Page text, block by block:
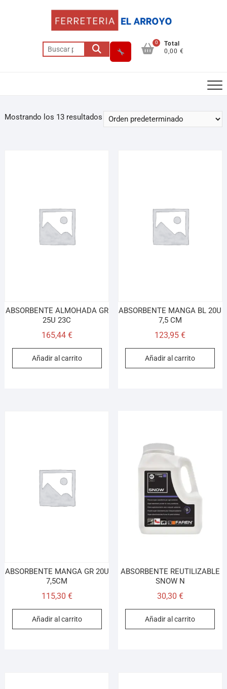
0
Total
0,00 €
Mostrando los 13 resultados
ABSORBENTE ALMOHADA GR
25U 23C
165,44 €
Añadir al carrito
ABSORBENTE MANGA BL 20U
7,5 CM
123,95€
Añadir al carrito
ABSORBENTE MANGA GR 20U
7,5CM
115,30 €
Añadir al carrito
ABSORBENTE REUTILIZABLE
SNOW N
30,30 €
Añadir al carrito